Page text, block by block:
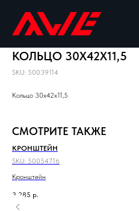
КОЛЬЦО 30X42X11,5
SKU: 50039114
Кольцо 30x42x11,5
СМОТРИТЕ ТАКЖЕ
КРОНШТЕЙН
SKU: 50054716
Кронштейн
3 285 р.